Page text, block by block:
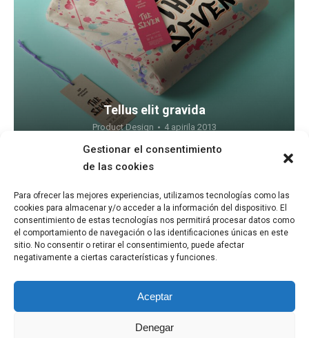
Gestionar el consentimiento
de las cookies
Para ofrecer las mejores experiencias, utilizamos tecnologías como las
cookies para almacenar y/o acceder a la información del dispositivo. El
consentimiento de estas tecnologías nos permitirá procesar datos como
el comportamiento de navegación o las identificaciones únicas en este
sitio. No consentir o retirar el consentimiento, puede afectar
negativamente a ciertas características y funciones.
Aceptar
Denegar
Tellus elit gravida
Product Design 4 apirila 2013